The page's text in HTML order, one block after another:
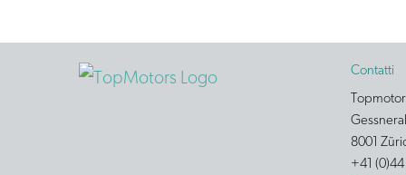
Contatti
8001
+41